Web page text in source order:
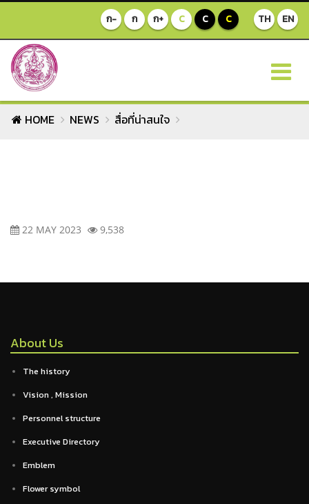
TH EN
ก- ก ก+ C C C
HOME NEWS สื่อที่น่าสนใจ
22 MAY 2023 9,538
About Us
The history
Vision , Mission
Personnel structure
Executive Directory
Emblem
Flower symbol